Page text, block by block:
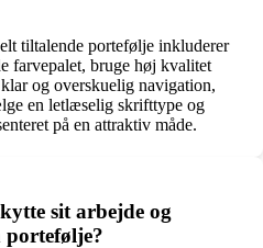
tiltalende portefølje inkluderer
farvepalet, bruge høj kvalitet
og overskuelig navigation,
en letlæselig skrifttype og
på en attraktiv måde.
sit arbejde og
portefølje?